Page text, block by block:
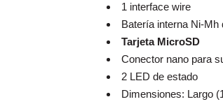
1 interface wire
Batería interna Ni-Mh
Tarjeta MicroSD
Conector nano para
2 LED de estado
Dimensiones: Largo